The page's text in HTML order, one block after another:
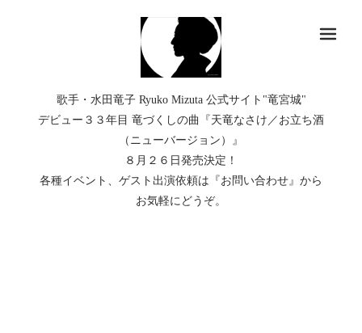
歌手・水田竜子 Ryuko Mizuta 公式サイト"竜宮城"
デビュー３３年目 竜づくしの曲『天竜なさけ／お立ち酒
（ニューバージョン）』
８月２６日発売決定！
各種イベント、ゲスト出演依頼は『お問い合わせ』から
お気軽にどうぞ。